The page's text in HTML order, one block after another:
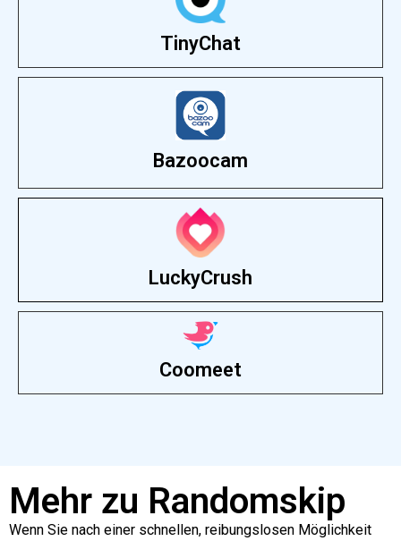
TinyChat
Bazoocam
LuckyCrush
Coomeet
Mehr zu Randomskip
Wenn Sie nach einer schnellen, reibungslosen Möglichkeit